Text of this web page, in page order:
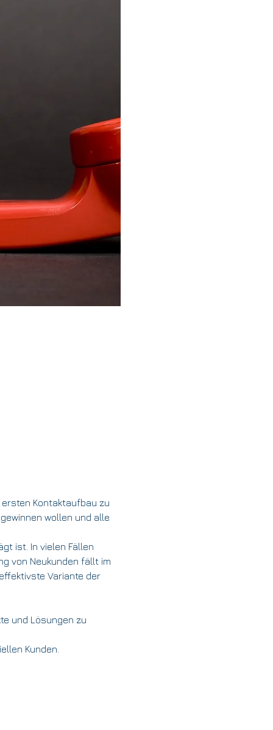
Kontaktaufbau zu
wollen und alle
ist. In vielen Fällen
von Neukunden fällt im
Variante der
und Lösungen zu
Kunden.